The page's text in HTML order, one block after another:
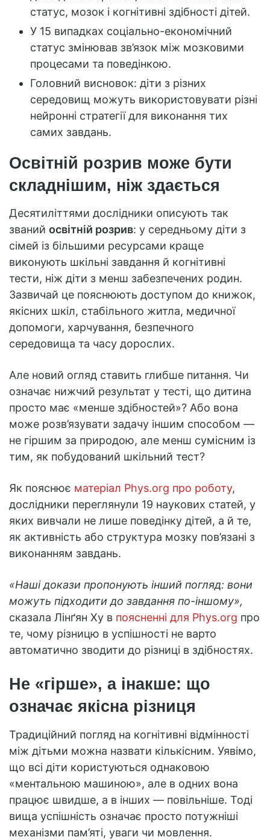
статус, мозок і когнітивні здібності дітей.
У 15 випадках соціально-економічний
статус змінював зв’язок між мозковими
процесами та поведінкою.
Головний висновок: діти з різних
середовищ можуть використовувати різні
нейронні стратегії для виконання тих
самих завдань.
Освітній розрив може бути
складнішим, ніж здається
Десятиліттями дослідники описують так
званий освітній розрив: у середньому діти з
сімей із більшими ресурсами краще
виконують шкільні завдання й когнітивні
тести, ніж діти з менш забезпечених родин.
Зазвичай це пояснюють доступом до книжок,
якісних шкіл, стабільного житла, медичної
допомоги, харчування, безпечного
середовища та часу дорослих.
Але новий огляд ставить глибше питання. Чи
означає нижчий результат у тесті, що дитина
просто має «менше здібностей»? Або вона
може розв’язувати задачу іншим способом —
не гіршим за природою, але менш сумісним із
тим, як побудований шкільний тест?
Як пояснює матеріал Phys.org про роботу,
дослідники переглянули 19 наукових статей, у
яких вивчали не лише поведінку дітей, а й те,
як активність або структура мозку пов’язані з
виконанням завдань.
«Наші докази пропонують інший погляд: вони
можуть підходити до завдання по-іншому»,
сказала Лінґян Ху в поясненні для Phys.org про
те, чому різницю в успішності не варто
автоматично зводити до різниці в здібностях.
Не «гірше», а інакше: що
означає якісна різниця
Традиційний погляд на когнітивні відмінності
між дітьми можна назвати кількісним. Уявімо,
що всі діти користуються однаковою
«ментальною машиною», але в одних вона
працює швидше, а в інших — повільніше. Тоді
вища успішність означає просто потужніші
механізми пам’яті, уваги чи мовлення.